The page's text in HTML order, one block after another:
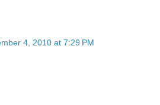
4, 2010 at 7:29 PM